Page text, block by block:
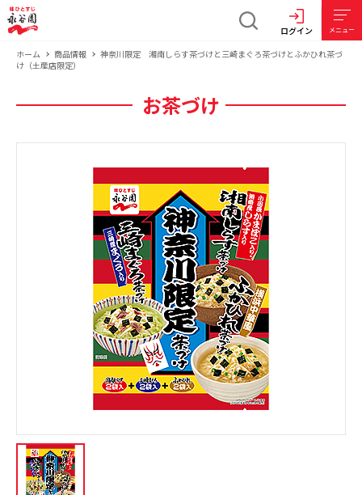
ログイン メニュー
ホーム 商品情報
神奈川限定 湘南しらす茶づけと三崎まぐろ茶づけとふかひれ茶づ
け（土産店限定）
お茶づけ